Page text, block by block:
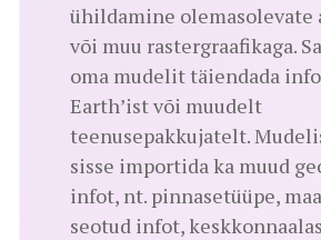
ühildamine olemasolevate
või muu rastergraafikaga.
oma mudelit täiendada
Earth’ist või muudelt
teenusepakkujatelt.
sisse importida ka muud
infot, nt. pinnasetüüpe,
seotud infot,